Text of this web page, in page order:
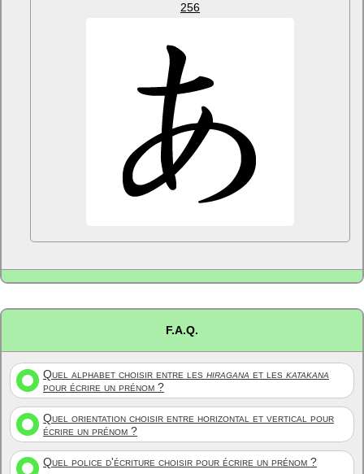
256
F.A.Q.
Quel alphabet choisir entre les hiragana et les katakana
pour écrire un prénom ?
Quel orientation choisir entre horizontal et vertical pour
écrire un prénom ?
Quel police d'écriture choisir pour écrire un prénom ?